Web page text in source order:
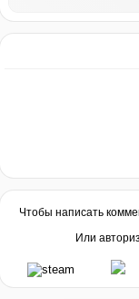
Чтобы написать
Или